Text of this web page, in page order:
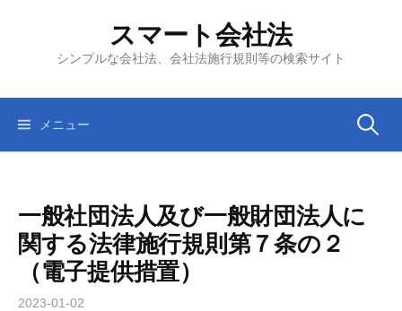
ツ
スマート会社法
シンプルな会社法、会社法施行規則等の検索サイト
メニュー 検
一般社団法人及び一般財団法人に
関する法律施行規則第７条の２
（電子提供措置）
2023-01-02